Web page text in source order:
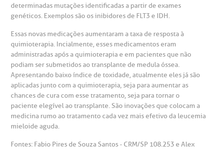
determinadas mutações identificadas a partir de exames
genéticos. Exemplos são os inibidores de FLT3 e IDH.
Essas novas medicações aumentaram a taxa de resposta à
quimioterapia. Incialmente, esses medicamentos eram
administradas após a quimioterapia e em pacientes que não
podiam ser submetidos ao transplante de medula óssea.
Apresentando baixo índice de toxidade, atualmente eles já são
aplicadas junto com a quimioterapia, seja para aumentar as
chances de cura com esse tratamento, seja para tornar o
paciente elegível ao transplante. São inovações que colocam a
medicina rumo ao tratamento cada vez mais efetivo da leucemia
mieloide aguda.
Fontes: Fabio Pires de Souza Santos - CRM/SP 108.253 e Alex